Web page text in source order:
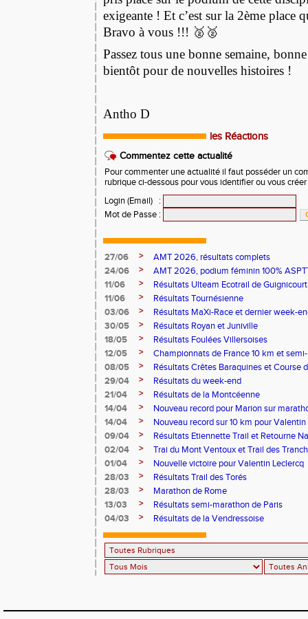
exigeante ! Et c’est sur la 2ème place
Bravo à vous !!! 🥈🥈
Passez tous une bonne semaine,
bientôt pour de nouvelles histoires !
Antho D
les Réactions
Commentez cette actualité
Pour commenter une actualité il faut posséder un
rubrique ci-dessous pour vous identifier ou vous
Login (Email)
:
Mot de Passe :
27/06 >
AMT 2026, résultats complets
24/06
>
AMT 2026, podium féminin 100%
11/06
>
Résultats Ulteam Ecotrail de Guignicourt
11/06
>
Résultats Tournésienne
03/06
>
Résultats MaXi-Race et dernier week-
30/05
>
Résultats Royan et Juniville
18/05
>
Résultats Foulées Villersoises
12/05
>
Championnats de France 10 km et
08/05
>
Résultats Crêtes Baraquines et Course
29/04
>
Résultats du week-end
21/04
>
Résultats de la Montcéenne
14/04
>
Nouveau record pour Marion sur
14/04
>
Nouveau record sur 10 km pour Valentin
09/04
>
Résultats Etiennette Trail et Retourne
02/04
>
Trai du Mont Ventoux et Trail des
01/04
>
Nouvelle victoire pour Valentin Leclercq
28/03
>
Résultats Trail des Torés
28/03
>
Marathon de Rome
13/03
>
Résultats semi-marathon de Paris
04/03
> Résultats de la Vendressoise